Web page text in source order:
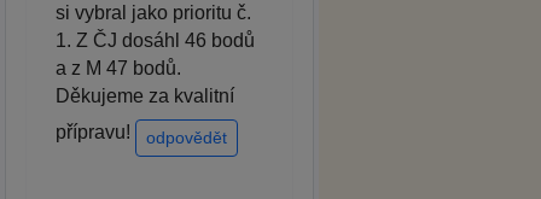
si vybral jako prioritu č.
1. Z ČJ dosáhl 46 bodů
a z M 47 bodů.
Děkujeme za kvalitní
přípravu!
odpovědět